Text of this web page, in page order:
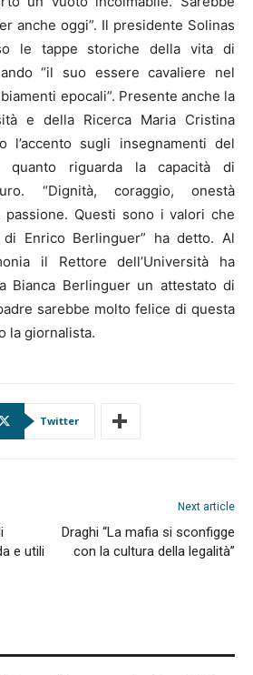
anche oggi”. Il presidente Solinas
le tappe storiche della vita di
“il suo essere cavaliere nel
epocali”. Presente anche la
e della Ricerca Maria Cristina
l’accento sugli insegnamenti del
quanto riguarda la capacità di
“Dignità, coraggio, onestà
passione. Questi sono i valori che
Enrico Berlinguer” ha detto. Al
il Rettore dell’Università ha
Bianca Berlinguer un attestato di
sarebbe molto felice di questa
la giornalista.
Twitter
e utili
Next article
Draghi “La mafia si sconfigge
con la cultura della legalità”